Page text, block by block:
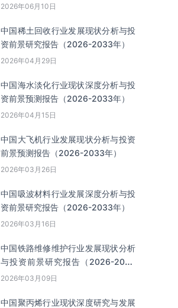
年）
2026年06月10日
中国‌‌稀土回收‌‌行业发展现状分析与投
资前景研究报告（2026-2033年）
2026年04月29日
中国海水淡化行业现状深度分析与投
资前景预测报告（2026-2033年）
2026年04月15日
中国大飞机行业发展现状分析与投资
前景预测报告（2026-2033年）
2026年03月26日
中国吸波材料行业发展深度分析与投
资前景研究报告（2026-2033年）
2026年03月16日
中国铁路维修维护行业发展现状分析
与投资前景研究报告（2026-2033
年）
2026年03月09日
中国聚丙烯行业现状深度研究与发展